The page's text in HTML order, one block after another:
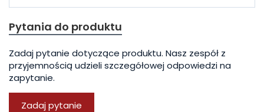
Pytania do produktu
Zadaj pytanie dotyczące produktu. Nasz zespół z
przyjemnością udzieli szczegółowej odpowiedzi na
zapytanie.
Zadaj pytanie